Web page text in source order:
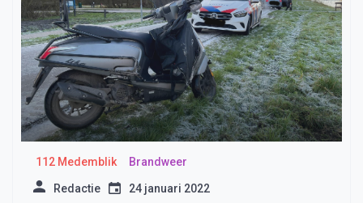
112 Medemblik Brandweer
Redactie 24 januari 2022